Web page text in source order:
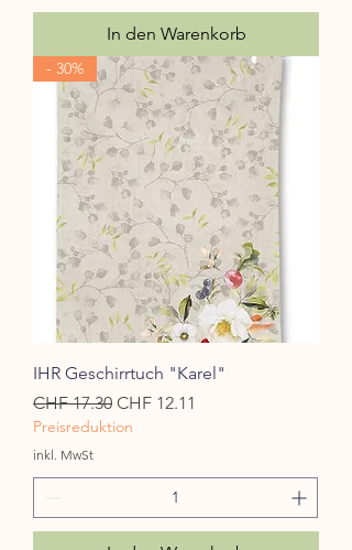
In den Warenkorb
- 30%
IHR Geschirrtuch "Karel"
Standardpreis
CHF 17.30 Sale-Preis
CHF 12.11
Preisreduktion
inkl. MwSt